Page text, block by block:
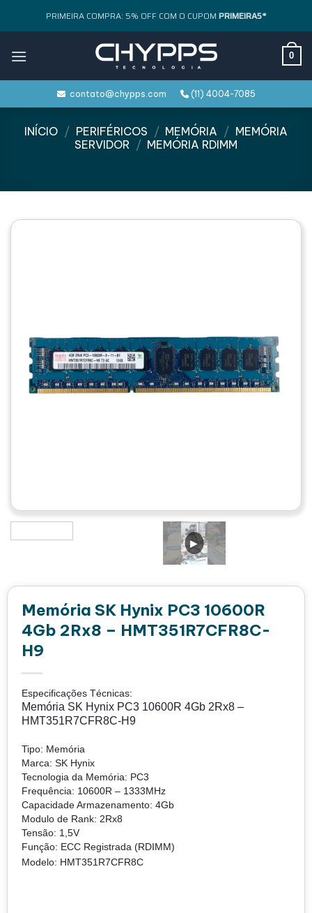
PRIMEIRA COMPRA: 5% OFF COM O CUPOM PRIMEIRA5*
0
contato@chypps.com (11) 4004-7085
INÍCIO / PERIFÉRICOS / MEMÓRIA / MEMÓRIA
SERVIDOR / MEMÓRIA RDIMM
Memória SK Hynix PC3 10600R
4Gb 2Rx8 – HMT351R7CFR8C-
H9
Especificações Técnicas:
Memória SK Hynix PC3 10600R 4Gb 2Rx8 –
HMT351R7CFR8C-H9
Tipo: Memória
Marca: SK Hynix
Tecnologia da Memória: PC3
Frequência: 10600R – 1333MHz
Capacidade Armazenamento: 4Gb
Modulo de Rank: 2Rx8
Tensão: 1,5V
Função: ECC Registrada (RDIMM)
Modelo: HMT351R7CFR8C